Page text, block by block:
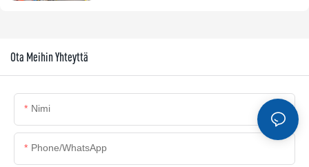
Ota Meihin Yhteyttä
Nimi
Phone/whatsApp